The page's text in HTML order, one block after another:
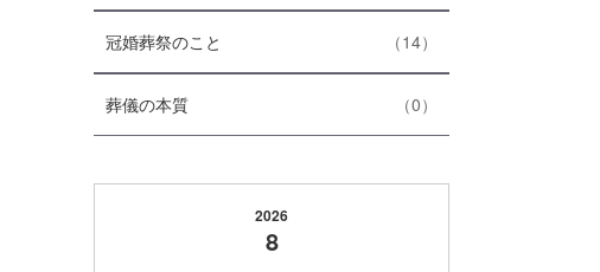
ー
リ
ー
冠婚葬祭のこと
ー
14
葬儀の本質エ
0
件
2026
8